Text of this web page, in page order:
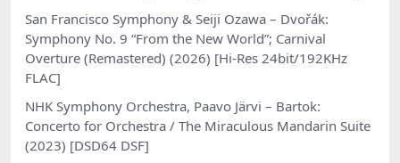
San Francisco Symphony & Seiji Ozawa – Dvořák:
Symphony No. 9 “From the New World”; Carnival
Overture (Remastered) (2026) [Hi-Res 24bit/192KHz
FLAC]
NHK Symphony Orchestra, Paavo Järvi – Bartok:
Concerto for Orchestra / The Miraculous Mandarin Suite
(2023) [DSD64 DSF]